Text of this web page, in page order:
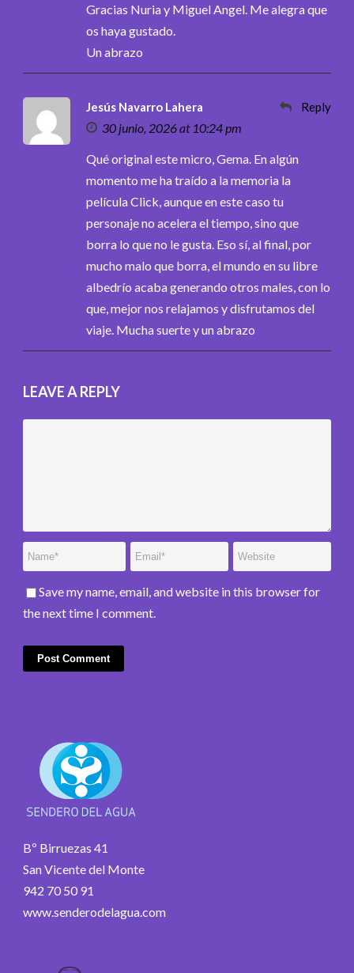
Gracias Nuria y Miguel Angel. Me alegra que
os haya gustado.
Un abrazo
Jesús Navarro Lahera
30 junio, 2026 at 10:24 pm
Reply
Qué original este micro, Gema. En algún
momento me ha traído a la memoria la
película Click, aunque en este caso tu
personaje no acelera el tiempo, sino que
borra lo que no le gusta. Eso sí, al final, por
mucho malo que borra, el mundo en su libre
albedrío acaba generando otros males, con lo
que, mejor nos relajamos y disfrutamos del
viaje. Mucha suerte y un abrazo
LEAVE A REPLY
Save my name, email, and website in this browser for
the next time I comment.
Bº Birruezas 41
San Vicente del Monte
942 70 50 91
www.senderodelagua.com